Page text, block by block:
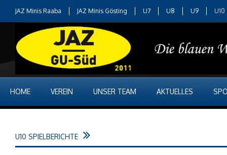
JAZ Minis Raaba JAZ Minis Gösting U7 U8 U9 U10
HOME VEREIN UNSER TEAM AKTUELLES
U10 SPIELBERICHTE